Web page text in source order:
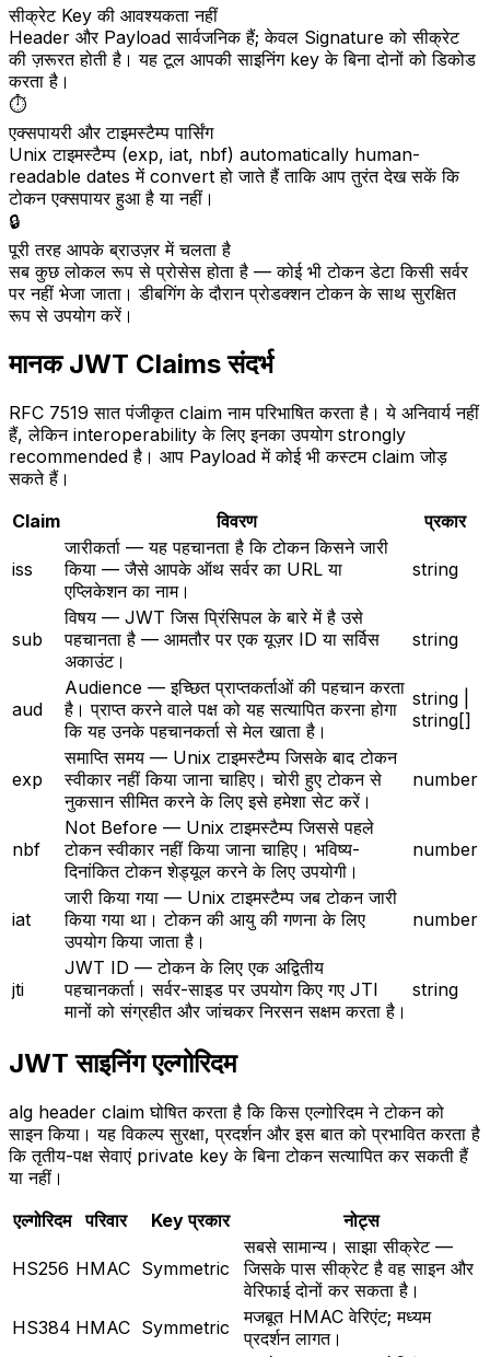
सीक्रेट Key की आवश्यकता नहीं
Header और Payload सार्वजनिक हैं; केवल Signature को सीक्रेट
की ज़रूरत होती है। यह टूल आपकी साइनिंग key के बिना दोनों को डिकोड
करता है।
⏱️
एक्सपायरी और टाइमस्टैम्प पार्सिंग
Unix टाइमस्टैम्प (exp, iat, nbf) automatically human-
readable dates में convert हो जाते हैं ताकि आप तुरंत देख सकें कि
टोकन एक्सपायर हुआ है या नहीं।
🔒
पूरी तरह आपके ब्राउज़र में चलता है
सब कुछ लोकल रूप से प्रोसेस होता है — कोई भी टोकन डेटा किसी सर्वर
पर नहीं भेजा जाता। डीबगिंग के दौरान प्रोडक्शन टोकन के साथ सुरक्षित
रूप से उपयोग करें।
मानक JWT Claims संदर्भ
RFC 7519 सात पंजीकृत claim नाम परिभाषित करता है। ये अनिवार्य नहीं
हैं, लेकिन interoperability के लिए इनका उपयोग strongly
recommended है। आप Payload में कोई भी कस्टम claim जोड़
सकते हैं।
Claim
विवरण प्रकार
iss
जारीकर्ता —यह पहचानता है कि टोकन किसने जारी
किया — जैसे आपके ऑथ सर्वर का URL या
एप्लिकेशन का नाम।
string
sub
विषय — JWT जिस प्रिंसिपल के बारे में है उसे
पहचानता है — आमतौर पर एक यूज़र ID या सर्विस
अकाउंट।
string
aud
Audience —इच्छित प्राप्तकर्ताओं की पहचान करता
है। प्राप्त करने वाले पक्ष को यह सत्यापित करना होगा
कि यह उनके पहचानकर्ता से मेल खाता है।
string |
string[]
exp
समाप्ति समय — Unix टाइमस्टैम्प जिसके बाद टोकन
स्वीकार नहीं किया जाना चाहिए। चोरी हुए टोकन से
नुकसान सीमित करने के लिए इसे हमेशा सेट करें।
number
nbf
Not Before — Unix टाइमस्टैम्प जिससे पहले
टोकन स्वीकार नहीं किया जाना चाहिए। भविष्य-
दिनांकित टोकन शेड्यूल करने के लिए उपयोगी।
number
iat
जारी किया गया — Unix टाइमस्टैम्प जब टोकन जारी
किया गया था। टोकन की आयु की गणना के लिए
उपयोग किया जाता है।
number
jti
JWT ID —टोकन के लिए एक अद्वितीय
पहचानकर्ता। सर्वर-साइड पर उपयोग किए गए JTI
मानों को संग्रहीत और जांचकर निरसन सक्षम करता है।
string
JWT साइनिंग एल्गोरिदम
alg header claim घोषित करता है कि किस एल्गोरिदम ने टोकन को
साइन किया। यह विकल्प सुरक्षा, प्रदर्शन और इस बात को प्रभावित करता है
कि तृतीय-पक्ष सेवाएं private key के बिना टोकन सत्यापित कर सकती हैं
या नहीं।
एल्गोरिदम
परिवार Key प्रकार नोट्स
HS256 HMAC Symmetric
सबसे सामान्य। साझा सीक्रेट —
जिसके पास सीक्रेट है वह साइन और
वेरिफाई दोनों कर सकता है।
HS384 HMAC Symmetric
मजबूत HMAC वेरिएंट; मध्यम
प्रदर्शन लागत।